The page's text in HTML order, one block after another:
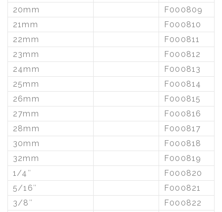
20mm
F000809
21mm
F000810
22mm
F000811
23mm
F000812
24mm
F000813
25mm
F000814
26mm
F000815
27mm
F000816
28mm
F000817
30mm
F000818
32mm
F000819
1/4″
F000820
5/16″
F000821
3/8″
F000822